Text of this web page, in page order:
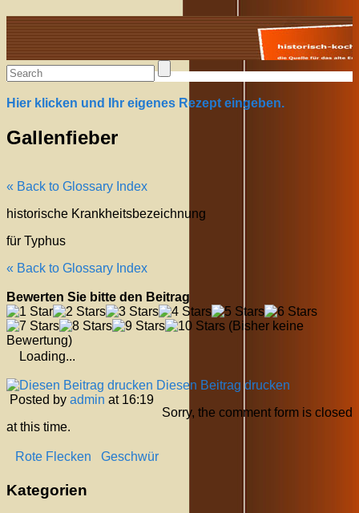
Alte Rezepte online
Hier klicken und Ihr eigenes Rezept eingeben.
Gallenfieber
« Back to Glossary Index
historische Krankheitsbezeichnung
für Typhus
« Back to Glossary Index
Bewerten Sie bitte den Beitrag
(Bisher keine
Bewertung)
Loading...
Diesen Beitrag drucken
Posted by admin at 16:19
Sorry, the comment form is closed
at this time.
Rote Flecken Geschwür
Kategorien